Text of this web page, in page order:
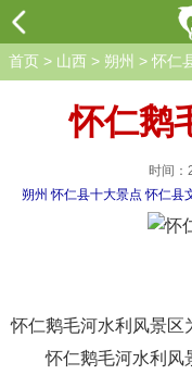
首页 > 山西 > 朔州 >怀仁
怀仁鹅
时间：
朔州 怀仁县十大景点 怀仁县
怀仁鹅毛河水利风景区
怀仁鹅毛河水利风